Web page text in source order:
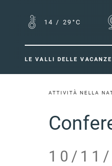
14 / 29°C
LE VALLI DELLE VACANZE
ATTIVITÀ NELLA
10/